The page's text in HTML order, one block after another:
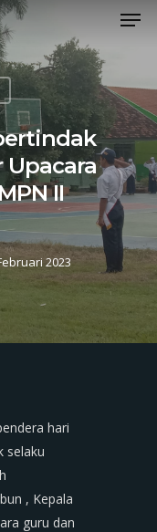
II
2023
hari
selaku
, Kepala
guru dan